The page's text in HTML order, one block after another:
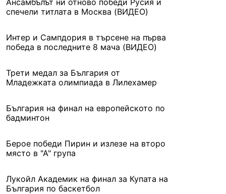
Ансамбълът ни отново победи Русия и
спечели титлата в Москва (ВИДЕО)
Интер и Сампдория в търсене на първа
победа в последните 8 мача (ВИДЕО)
Трети медал за България от
Младежката олимпиада в Лилехамер
България на финал на европейското по
бадминтон
Берое победи Пирин и излезе на второ
място в "А" група
Лукойл Академик на финал за Купата на
България по баскетбол